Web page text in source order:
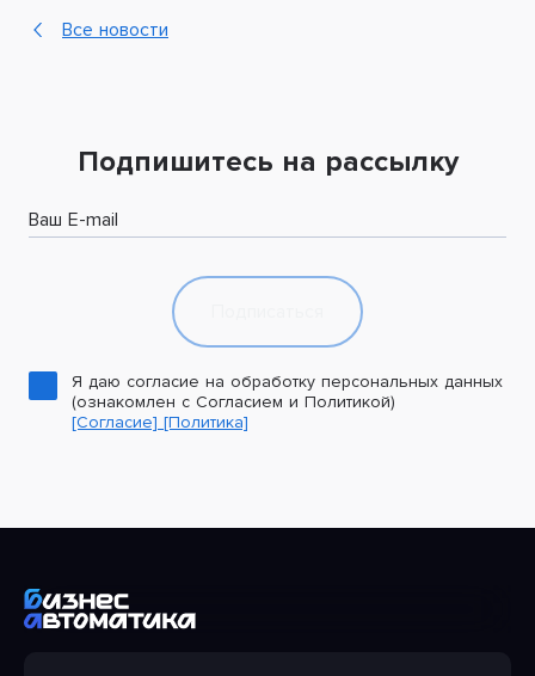
Все новости
Подпишитесь на рассылку
Ваш E-mail
Я даю согласие на обработку персональных данных
(ознакомлен с Согласием и Политикой)
[Согласие] [Политика]